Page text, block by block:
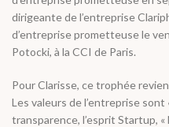
dirigeante de l’entreprise
d’entreprise prometteuse le
Potocki, à la CCI de Paris.
Pour Clarisse, ce trophée
Les valeurs de l’entreprise sont
transparence, l’esprit Startup,